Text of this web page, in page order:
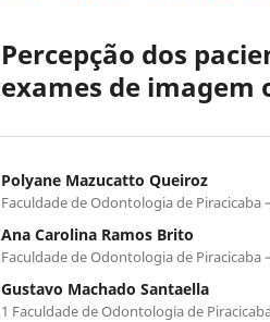
Percepção dos
exames de imagem
Polyane Mazucatto Queiroz
Faculdade de Odontologia de Piracicaba
Ana Carolina Ramos Brito
Faculdade de Odontologia de Piracicaba
Gustavo Machado Santaella
1 Faculdade de Odontologia de